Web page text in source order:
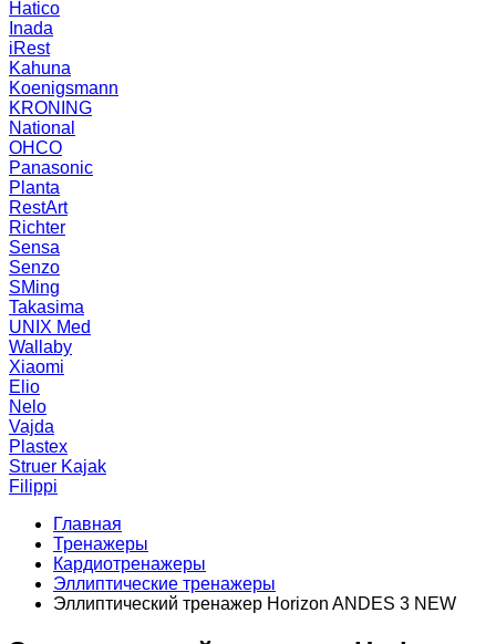
Hatico
Inada
iRest
Kahuna
Koenigsmann
KRONING
National
OHCO
Panasonic
Planta
RestArt
Richter
Sensa
Senzo
SMing
Takasima
UNIX Med
Wallaby
Xiaomi
Elio
Nelo
Vajda
Plastex
Struer Kajak
Filippi
Главная
Тренажеры
Кардиотренажеры
Эллиптические тренажеры
Эллиптический тренажер Horizon ANDES 3 NEW